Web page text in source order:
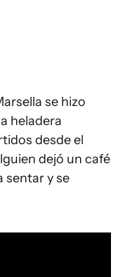
se hizo
heladera
desde el
dejó un café
sentar y se